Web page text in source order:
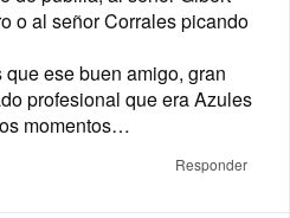
o al señor Corrales picando
ese buen amigo, gran
profesional que era Azules
momentos…
Responder